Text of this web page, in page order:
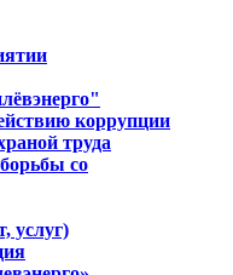
коррупции
труда
со
услуг)